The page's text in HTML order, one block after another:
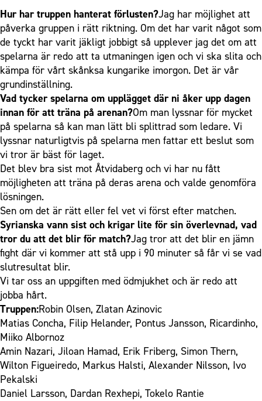
Malmö Trophy
Julshow
Inspiration
Vanliga frågor om 1910 Event
Himmelsblå Tillsammans
Karriärakademin
Grundskolefotboll mot rasismer
Skolakademier
Fonder
Historik – herrlaget
Historik – damlaget
Närstående organisationer
Policydokument
Personuppgiftspolicy
Hur har truppen hanterat förlusten?Jag har möjlighet att
påverka gruppen i rätt riktning. Om det har varit något som
de tyckt har varit jäkligt jobbigt så upplever jag det om att
spelarna är redo att ta utmaningen igen och vi ska slita och
kämpa för vårt skånksa kungarike imorgon. Det är vår
grundinställning.
Vad tycker spelarna om upplägget där ni åker upp dagen
innan för att träna på arenan?Om man lyssnar för mycket
på spelarna så kan man lätt bli splittrad som ledare. Vi
lyssnar naturligtvis på spelarna men fattar ett beslut som
vi tror är bäst för laget.
Det blev bra sist mot Åtvidaberg och vi har nu fått
möjligheten att träna på deras arena och valde genomföra
lösningen.
Sen om det är rätt eller fel vet vi först efter matchen.
Syrianska vann sist och krigar lite för sin överlevnad, vad
tror du att det blir för match?Jag tror att det blir en jämn
fight där vi kommer att stå upp i 90 minuter så får vi se vad
slutresultat blir.
Vi tar oss an uppgiften med ödmjukhet och är redo att
jobba hårt.
Truppen:Robin Olsen, Zlatan Azinovic
Matias Concha, Filip Helander, Pontus Jansson, Ricardinho,
Miiko Albornoz
Amin Nazari, Jiloan Hamad, Erik Friberg, Simon Thern,
Wilton Figueiredo, Markus Halsti, Alexander Nilsson, Ivo
Pekalski
Daniel Larsson, Dardan Rexhepi, Tokelo Rantie